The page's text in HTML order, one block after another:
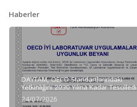
Haberler
DAYTAM, OECD Standartlarındaki
Yetkinliğini 2030 Yılına Kadar Tescilledi
24/07/2026